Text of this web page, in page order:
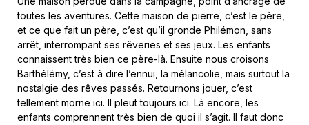
toutes les aventures. Cette maison de pierre, c’est le père,
et ce que fait un père, c’est qu’il gronde Philémon, sans
arrêt, interrompant ses rêveries et ses jeux. Les enfants
connaissent très bien ce père-là. Ensuite nous croisons
Barthélémy, c’est à dire l’ennui, la mélancolie, mais surtout la
nostalgie des rêves passés. Retournons jouer, c’est
tellement morne ici. Il pleut toujours ici. Là encore, les
enfants comprennent très bien de quoi il s’agit. Il faut donc